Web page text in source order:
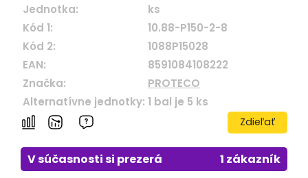
Jednotka:
ks
Kód 1:
10.88-P150-2-8
Kód 2:
1088P15028
EAN:
8591084108222
Značka:
PROTECO
Alternatívne jednotky: 1 bal je 5 ks
Zdieľať
V súčasnosti si prezerá
1 zákazník